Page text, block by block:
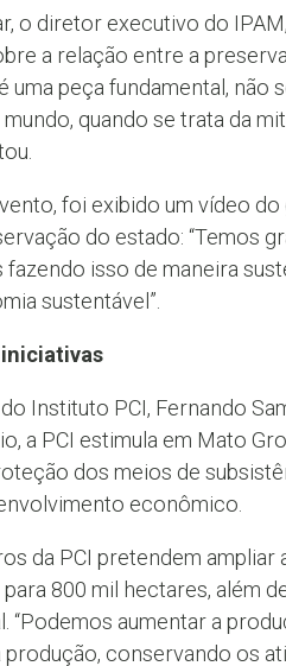
o diretor executivo do
a relação entre a
uma peça fundamental,
quando se trata da
foi exibido um vídeo
do estado: “Temos
fazendo isso de maneira
sustentável”.
Instituto PCI, Fernando
a PCI estimula em Mato
dos meios de
econômico.
da PCI pretendem
800 mil hectares, além
“Podemos aumentar a
conservando os